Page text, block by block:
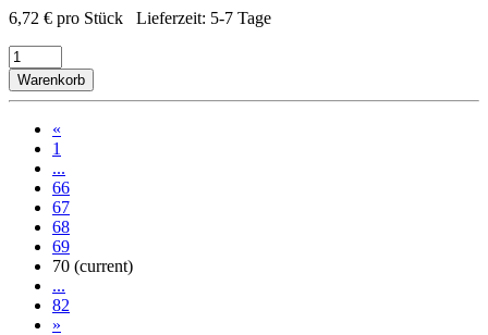
6,72 € pro Stück Lieferzeit: 5-7 Tage
Warenkorb
«
1
...
66
67
68
69
70 (current)
...
82
»